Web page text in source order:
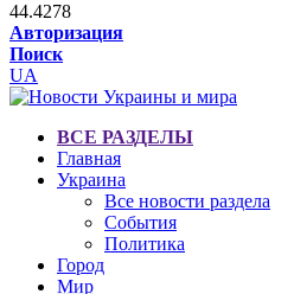
44.4278
Авторизация
Поиск
UA
ВСЕ РАЗДЕЛЫ
Главная
Украина
Все новости раздела
События
Политика
Город
Мир